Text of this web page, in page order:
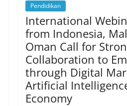
Pendidikan
International
from Indonesia,
Oman Call for
Collaboration to
through Digital
Artificial
Economy